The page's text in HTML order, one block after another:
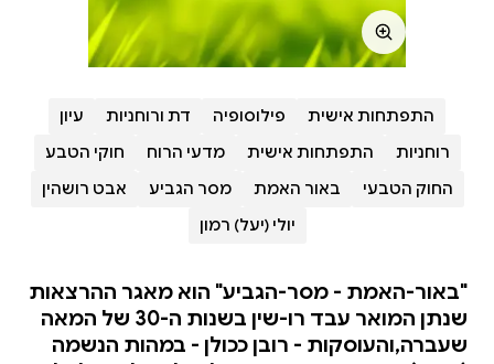
התפתחות אישית פילוסופיה דת ורוחניות
עיון
רוחניות
התפתחות אישית מדעי הרוח
חוקי הטבע
החוק הטבעי
באור האמת מסר הגביע
אבט רושהין
יולי (יעל) רמון
"באור-האמת - מסר-הגביע" הוא מאגר ההרצאות
שנתן המואר עבד רו-שין בשנות ה-30 של המאה
שעברה,והעוסקות - רובן ככולן - במהות הנשמה